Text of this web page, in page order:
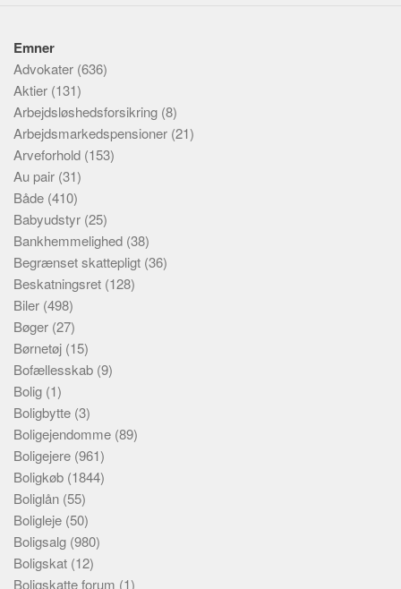
Emner
Advokater (636)
Aktier (131)
Arbejdsløshedsforsikring (8)
Arbejdsmarkedspensioner (21)
Arveforhold (153)
Au pair (31)
Både (410)
Babyudstyr (25)
Bankhemmelighed (38)
Begrænset skattepligt (36)
Beskatningsret (128)
Biler (498)
Bøger (27)
Børnetøj (15)
Bofællesskab (9)
Bolig (1)
Boligbytte (3)
Boligejendomme (89)
Boligejere (961)
Boligkøb (1844)
Boliglån (55)
Boligleje (50)
Boligsalg (980)
Boligskat (12)
Boligskatte forum (1)